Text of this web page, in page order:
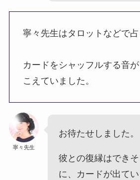
寧々先生はタロットなどで占
カードをシャッフルする音
こえていました。
寧々先生
お待たせしました。
彼との復縁はでき
に、カードが出てい